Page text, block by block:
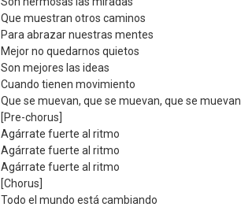
Que muestran otros caminos
Para abrazar nuestras mentes
Mejor no quedarnos quietos
Son mejores las ideas
Cuando tienen movimiento
Que se muevan, que se muevan, que se muevan
[Pre-chorus]
Agárrate fuerte al ritmo
Agárrate fuerte al ritmo
Agárrate fuerte al ritmo
[Chorus]
Todo el mundo está cambiando